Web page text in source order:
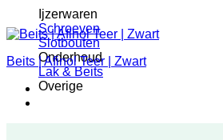
Ijzerwaren
Schroeven
Slotbouten
Onderhoud
Lak & Beits
Overige
Beits | Afinol Teer | Zwart